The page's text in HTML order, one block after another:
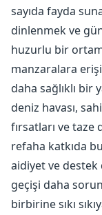
sayıda fayda
dinlenmek ve
huzurlu bir
manzaralara
daha sağlıklı bir
deniz havası,
fırsatları ve
refaha katkıda
aidiyet ve
geçişi daha
birbirine sıkı